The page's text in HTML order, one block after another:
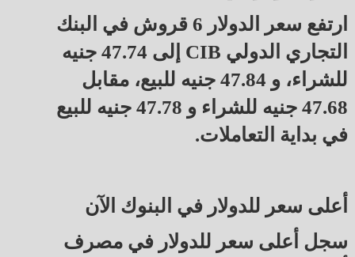
ارتفع سعر الدولار 6 قروش في البنك
التجاري الدولي CIB إلى 47.74 جنيه
للشراء، و 47.84 جنيه للبيع، مقابل
47.68 جنيه للشراء و 47.78 جنيه للبيع
في بداية التعاملات.
أعلى سعر للدولار في البنوك الآن
سجل أعلى سعر للدولار في مصرف